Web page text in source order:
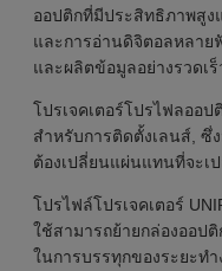
ออปติกที่มีประสิทธิภาพสูง
และการอ่านดิจิตอลหลาย
และผลิตข้อมูลอย่างรวดเ
โปรเจคเตอร์โปรไฟลออ
สําหรับการติดตั้งเลนส์, ซึ่
ต้องเปลี่ยนแผ่นแทนที่จะเ
โปรไฟล์โปรเจคเตอร์
ใช้สามารถย้ายกล่องออป
ในการบรรทุกของระยะทํ